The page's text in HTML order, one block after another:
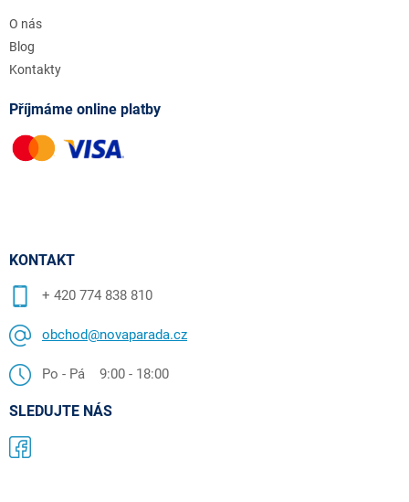
O nás
Blog
Kontakty
Příjmáme online platby
KONTAKT
+ 420 774 838 810
obchod@novaparada.cz
Po - Pá 9:00 - 18:00
SLEDUJTE NÁS